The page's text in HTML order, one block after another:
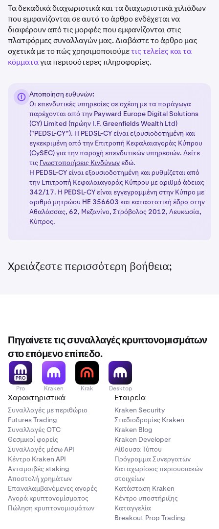
υπάρχουσα εντολή ορίου που βρίσκεται στο βιβλίο
εντολών του Trader B.
• Η τιμή συναλλαγής είναι 50.000 USD/BTC
•
Η ονομαστική αξία αυτής της συναλλαγής σε όρους
BTC είναι 2 BTC
USD (0,04%)
Ο Trader B χρεώνεται με προμήθεια maker ύψους 15
USD (0,015%)
Και τα δύο ποσά μεταφέρονται αμέσως μετά την
αντιστοίχιση
= Fee % * (Quantity * Entry Price) = 0,04% * 100.000 USD = 40
= Fee % * (Quantity* Entry Price) = 0,015% * 100.000 USD = 15
•
Οι τερματισμοί αντιμετωπίζονται ως taker για το
μέρος που προκαλεί τον τερματισμό και maker για το
άλλο μέρος.
πορτοφόλι Παραγώγων Πολλαπλών Εξασφαλίσεων (MC)
σας. Όταν έχετε υπόλοιπο FEE εντός του πορτοφολιού MC
σας, θα χρησιμοποιηθεί ως το προτιμώμενο νόμισμα
προμήθειας συναλλαγών. Αξίζει να σημειωθεί ότι το FEE
θα εφαρμόζεται μόνο στις προμήθειες συναλλαγών και
όχι σε άλλες χρεώσεις Πολλαπλών Εξασφαλίσεων, όπως
Τα δεκαδικά διαχωριστικά και τα διαχωριστικά χιλιάδων
που εμφανίζονται σε αυτό το άρθρο ενδέχεται να
διαφέρουν από τις μορφές που εμφανίζονται στις
πλατφόρμες συναλλαγών μας. Διαβάστε το άρθρο μας
σχετικά με το πώς χρησιμοποιούμετις τελείες και τα
κόμματαγια περισσότερες πληροφορίες.
Αποποίηση ευθυνών:
Οι επενδυτικές υπηρεσίες σε σχέση με τα παράγωγα
παρέχονται από την Payward Europe Digital Solutions
(CY) Limited (πρώην I.F. Greenfields Wealth Ltd)
("PEDSL-CY"). Η PEDSL-CY είναι εξουσιοδοτημένη και
εγκεκριμένη από την Επιτροπή Κεφαλαιαγοράς Κύπρου
(CySEC) για την παροχή επενδυτικών υπηρεσιών. Δείτε
τις Γνωστοποιήσεις Κινδύνων εδώ.
Η PEDSL-CY είναι εξουσιοδοτημένη και ρυθμίζεται από
την Επιτροπή Κεφαλαιαγοράς Κύπρου με αριθμό άδειας
342/17. Η PEDSL-CY είναι εγγεγραμμένη στην Κύπρο με
αριθμό μητρώου HE 356603 και καταστατική έδρα στην
Αθαλάσσας, 62, Μεζανίνο, Στρόβολος 2012, Λευκωσία,
Κύπρος.
Χρειάζεστε περισσότερη βοήθεια;
Πηγαίνετε τις συναλλαγές κρυπτονομισμάτων
στο επόμενο επίπεδο.
Pro Kraken Krak Desktop
Χαρακτηριστικά
Συναλλαγές με περιθώριο
Futures Trading
Συναλλαγές OTC
Θεσμικοί φορείς
Συναλλαγές μέσω API
Κέντρο Kraken API
Ανταμοιβές staking
Αποστολή χρημάτων
Επαναλαμβανόμενες αγορές
Αγορά κρυπτονομίσματος
Πώληση κρυπτονομισμάτων
Εταιρεία
Kraken Security
Σταδιοδρομίες Kraken
Kraken Blog
Kraken Developer
Αίθουσα Τύπου
Πρόγραμμα Συνεργατών
Καταχωρίσεις περιουσιακών
στοιχείων
Κατάσταση Kraken
Κέντρο υποστήριξης
Καταγγελία
Breakout Prop Trading